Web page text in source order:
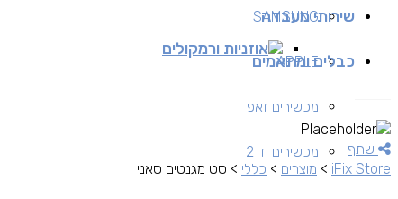
אוזניות ורמקולים
SAMSUNG
APPLE
מכשירים זאפ
מכשירים יד 2
שירותי מעבדה
כבלים ומתאמים
שתף
iFix Store
> מוצרים > כללי > סט מגנטים סאני